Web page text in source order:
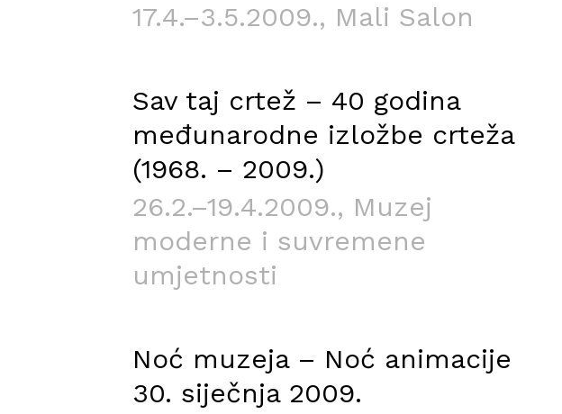
17.4.–3.5.2009., Mali Salon
Sav taj crtež – 40 godina
međunarodne izložbe crteža
(1968. – 2009.)
26.2.–19.4.2009., Muzej
moderne i suvremene
umjetnosti
Noć muzeja – Noć animacije
30. siječnja 2009.